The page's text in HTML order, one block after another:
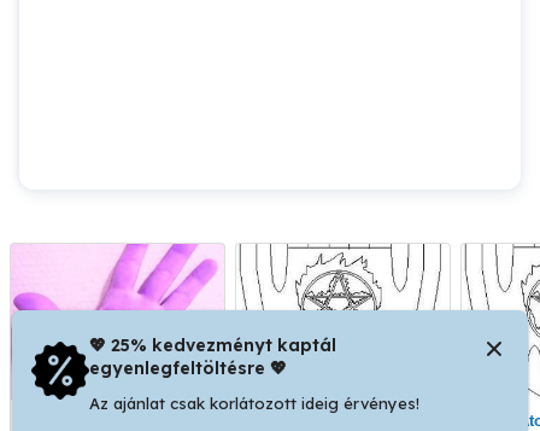
Átok levétele,
💖 25% kedvezményt kaptál
egyenlegfeltöltésre 💖
Az ajánlat csak korlátozott ideig érvényes!